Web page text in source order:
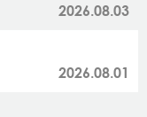
2026.08.03
2026.08.01